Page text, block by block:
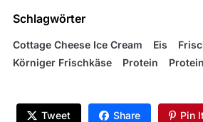
Schlagwörter
Cottage Cheese Ice Cream Eis
Körniger Frischkäse
Protein
Tweet Share Pin